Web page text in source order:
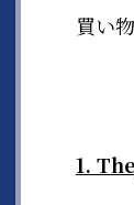
買い
1.